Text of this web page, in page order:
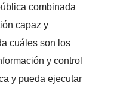
combinada
capaz y
cuáles son los
y control
y pueda ejecutar